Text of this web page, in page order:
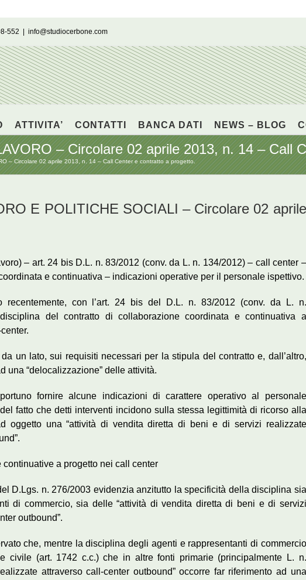
552 info@studiocerbone.com
ATTIVITA’ CONTATTI BANCA DATI NEWS – BLOG
– Circolare 02 aprile 2013, n. 14 – Call
– Circolare 02 aprile 2013, n. 14 – Call Center e contratto a progetto.
E POLITICHE SOCIALI – Circolare 02 aprile
– art. 24 bis D.L. n. 83/2012 (conv. da L. n. 134/2012) – call center –
e continuativa – indicazioni operative per il personale ispettivo.
recentemente, con l’art. 24 bis del D.L. n. 83/2012 (conv. da L. n.
del contratto di collaborazione coordinata e continuativa a
un lato, sui requisiti necessari per la stipula del contratto e, dall’altro,
una “delocalizzazione” delle attività.
fornire alcune indicazioni di carattere operativo al personale
fatto che detti interventi incidono sulla stessa legittimità di ricorso alla
oggetto una “attività di vendita diretta di beni e di servizi realizzate
a progetto nei call center
D.Lgs. n. 276/2003 evidenzia anzitutto la specificità della disciplina sia
di commercio, sia delle “attività di vendita diretta di beni e di servizi
outbound”.
che, mentre la disciplina degli agenti e rappresentanti di commercio
civile (art. 1742 c.c.) che in altre fonti primarie (principalmente L. n.
attraverso call-center outbound” occorre far riferimento ad una